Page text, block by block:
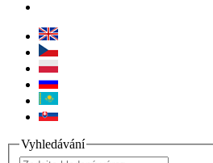
Vyhledávání